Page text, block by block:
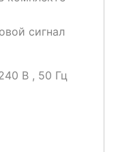
сигнал
В , 50 Гц